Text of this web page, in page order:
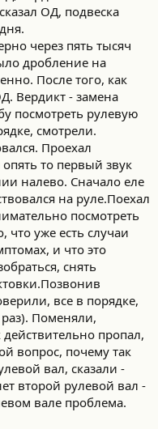
ОД, подвеска
через пять тысяч
дробление на
После того, как
Вердикт - замена
посмотреть рулевую
смотрели.
Проехал
то первый звук
налево. Сначало еле
на руле.Поехал
посмотреть
что уже есть случаи
и что это
снять
все в порядке,
Поменяли,
пропал,
вопрос, почему так
вал, сказали -
второй рулевой вал -
вале проблема.